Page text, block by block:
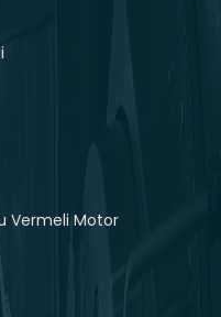
Vermeli Motor